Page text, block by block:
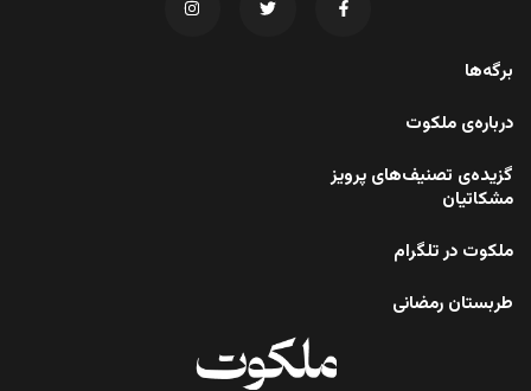
برگه‌ها
درباره‌ی ملکوت
گزیده‌ی تصنیف‌های پرویز
مشکاتیان
ملکوت در تلگرام
طربستان رمضانی